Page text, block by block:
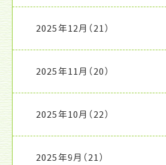
2025年12月 （21）
2025年11月 （20）
2025年10月 （22）
2025年9月 （21）